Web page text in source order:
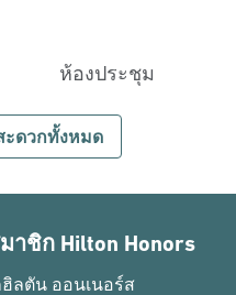
ห้องประชุม
ะดวกทั้งหมด
ชิก Hilton Honors
ลตัน ออนเนอร์ส